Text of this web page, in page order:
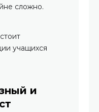
сложно.
учащихся
и